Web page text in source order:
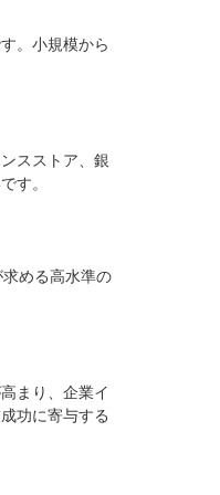
。小規模から
スストア、銀
す。
める高水準の
まり、企業イ
功に寄与する